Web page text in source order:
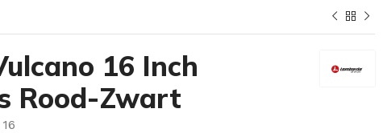
16 Inch
Rood-Zwart